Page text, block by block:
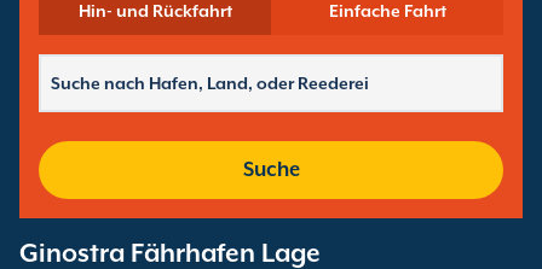
Fährziele
Fährhäfen
Hin- und Rückfahrt Einfache Fahrt
Suche
Ginostra Fährhafen Lage